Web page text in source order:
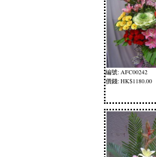
編號: AFC00242
價錢: HK$1180.00